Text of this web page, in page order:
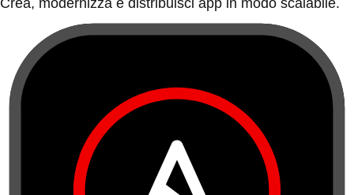
Crea, modernizza e distribuisci app in modo scalabile.